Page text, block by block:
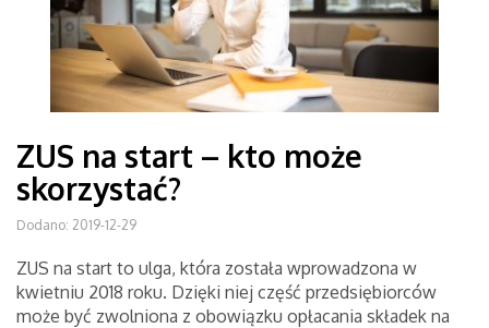
ZUS na start – kto może
skorzystać?
Dodano: 2019-12-29
ZUS na start to ulga, która została wprowadzona w
kwietniu 2018 roku. Dzięki niej część przedsiębiorców
może być zwolniona z obowiązku opłacania składek na